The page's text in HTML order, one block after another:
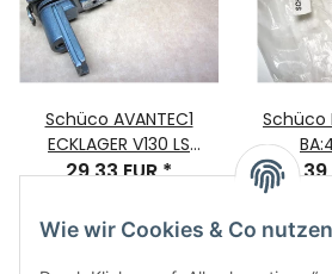
Wie wir Cookies & Co nutzen
Schüco AVANTEC1
ECKLAGER V130 LS
Bauteil-Nr. 243007 VE=1
29,33 EUR*
Schüco